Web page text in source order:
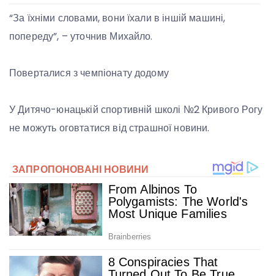
“За їхніми словами, вони їхали в іншій машині,
попереду”, – уточнив Михайло.
Поверталися з чемпіонату додому
У Дитячо-юнацькій спортивній школі №2 Кривого Рогу
не можуть оговтатися від страшної новини.